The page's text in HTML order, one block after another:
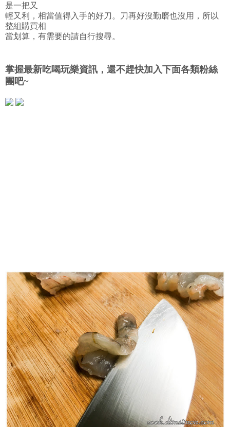
是一把又
輕又利，相當值得入手的好刀。刀再好沒勤磨也沒用，所以
整組購買相
當划算，有需要的請自行搜尋。
掌握最新吃喝玩樂資訊，還不趕快加入下面各類粉絲
團吧~